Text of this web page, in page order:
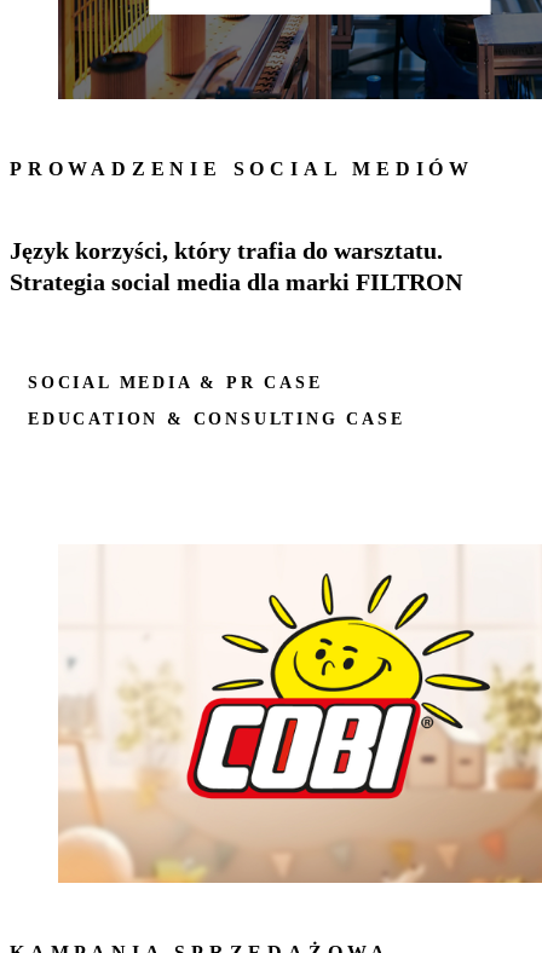
PROWADZENIE SOCIAL MEDIÓW
Język korzyści, który trafia do warsztatu.
Strategia social media dla marki FILTRON
SOCIAL MEDIA & PR CASE
EDUCATION & CONSULTING CASE